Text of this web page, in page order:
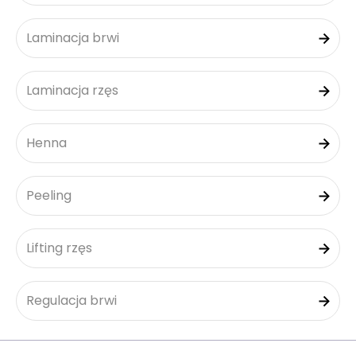
Laminacja brwi
Laminacja rzęs
Henna
Peeling
Lifting rzęs
Regulacja brwi